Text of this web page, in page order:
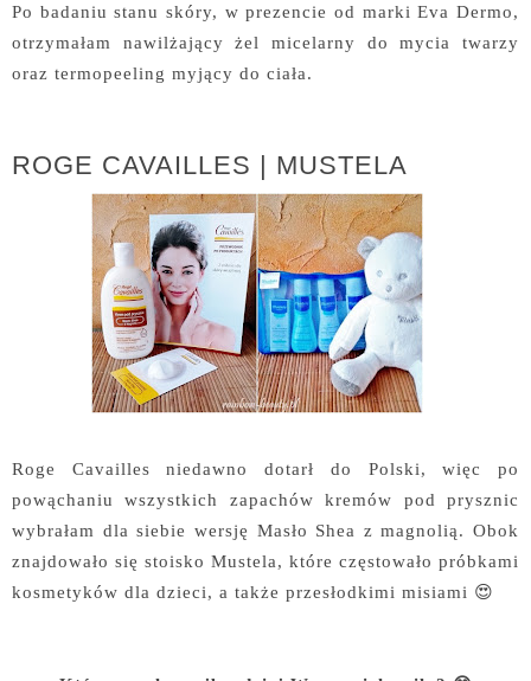
Po badaniu stanu skóry, w prezencie od marki Eva Dermo,
otrzymałam nawilżający żel micelarny do mycia twarzy
oraz termopeeling myjący do ciała.
ROGE CAVAILLES | MUSTELA
Roge Cavailles niedawno dotarł do Polski, więc po
powąchaniu wszystkich zapachów kremów pod prysznic
wybrałam dla siebie wersję Masło Shea z magnolią. Obok
znajdowało się stoisko Mustela, które częstowało próbkami
kosmetyków dla dzieci, a także przesłodkimi misiami 😍